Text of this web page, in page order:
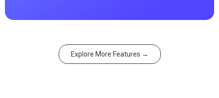
Explore More Features →